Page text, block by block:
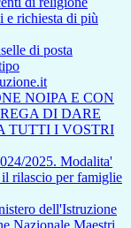
e richiesta di più
di posta
NOIPA E CON
DI DARE
TUTTI I VOSTRI
2025. Modalita'
rilascio per famiglie
dell'Istruzione